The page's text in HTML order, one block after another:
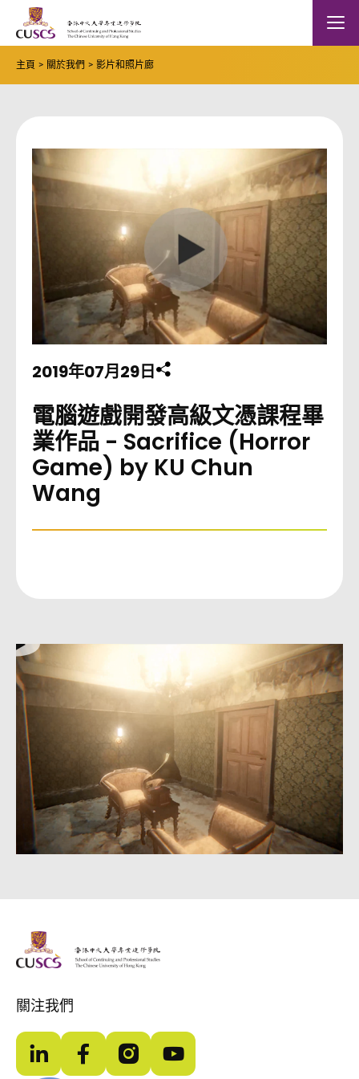
Skip to main content
The Chinese Univeristy of hong Kong Mobile
主頁 關於我們 影片和照片廊
2019年07月29日 分享此頁至
電腦遊戲開發高級文憑課程畢
業作品 - Sacrifice (Horror
Game) by KU Chun
Wang
The Chinese Univeristy of hong Kong
關注我們
LinkedInFacebookInstagramYouTube